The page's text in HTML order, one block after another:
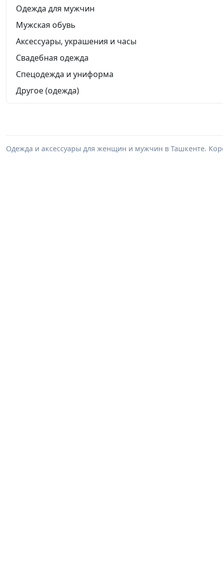
Одежда для мужчин
Мужская обувь
Аксессуары, украшения и часы
Свадебная одежда
Спецодежда и униформа
Другое (одежда)
Одежда и аксессуары для женщин и мужчин в Ташкенте.